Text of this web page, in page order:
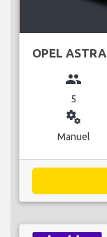
OPEL ASTRA
group
5
miscellaneous_services
Manuel